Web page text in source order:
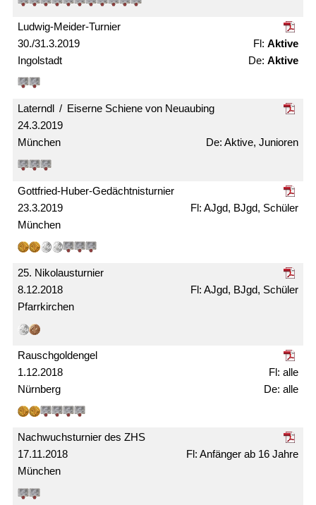
30./31.3.2019
Ludwig-Meider-Turnier
Ingolstadt
Aktive
Aktive
24.3.2019
Laterndl / Eiserne Schiene von Neuaubing
München Aktive, Junioren
23.3.2019
Gottfried-Huber-Gedächtnis­turnier
München
AJgd, BJgd, Schüler
8.12.2018
25. Nikolaus­turnier
Pfarrkirchen
AJgd, BJgd, Schüler
1.12.2018
Rausch­gold­engel
Nürnberg
alle
alle
17.11.2018
Nachwuchs­turnier des ZHS
München
Anfänger ab 16 Jahre